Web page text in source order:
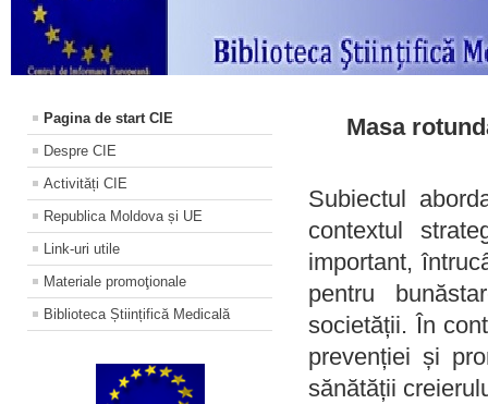
Pagina de start CIE
Despre CIE
Activități CIE
Republica Moldova și UE
Link-uri utile
Materiale promoţionale
Biblioteca Științifică Medicală
Masa
Subiectul
contextul
important,
pentru
societății. În
prevenției și
sănătății